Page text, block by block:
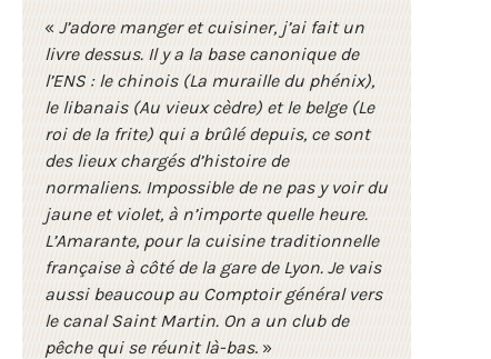
«J’adore manger et cuisiner, j’ai fait un
livre dessus. Il y a la base canonique de
l’ENS : le chinois (La muraille du phénix),
le libanais (Au vieux cèdre) et le belge (Le
roi de la frite) qui a brûlé depuis, ce sont
des lieux chargés d’histoire de
normaliens. Impossible de ne pas y voir du
jaune et violet, à n’importe quelle heure.
L’Amarante, pour la cuisine traditionnelle
française à côté de la gare de Lyon. Je vais
aussi beaucoup au Comptoir général vers
le canal Saint Martin. On a un club de
pêche qui se réunit là-bas. »